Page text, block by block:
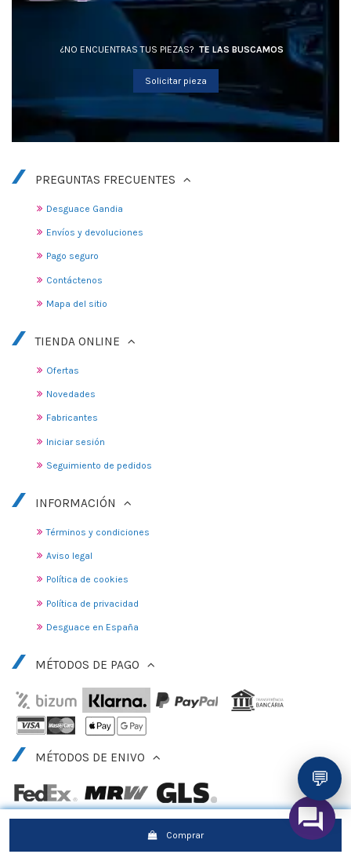
Comprar
¿NO ENCUENTRAS TUS PIEZAS? TE LAS BUSCAMOS
Solicitar pieza
PREGUNTAS FRECUENTES
Desguace Gandia
Envíos y devoluciones
Pago seguro
Contáctenos
Mapa del sitio
TIENDA ONLINE
Ofertas
Novedades
Fabricantes
Iniciar sesión
Seguimiento de pedidos
INFORMACIÓN
Términos y condiciones
Aviso legal
Política de cookies
Política de privacidad
Desguace en España
MÉTODOS DE PAGO
MÉTODOS DE ENIVO
💬
© 2010 - 2025 DESGUACE GANDIA, S.L.